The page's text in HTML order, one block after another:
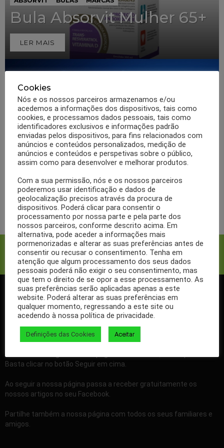
Bula Absorvit Mulher 65+
LER MAIS
0 Partilhas 198 Visualizações SAÚDE
de peso
LER MAIS
Facebook Twitter
SIGA-NOS NO FACEBOOK
Basta clicar no botão Seguir em cima.
Ao seguir a nossa página passa a receber gratuitamente os
nossos artigos no seu Facebook.
Partilhe também a nossa página com todos os seus familiares e
amigos.
Cookies
Nós e os nossos parceiros armazenamos e/ou
acedemos a informações dos dispositivos, tais como
cookies, e processamos dados pessoais, tais como
identificadores exclusivos e informações padrão
enviadas pelos dispositivos, para fins relacionados com
anúncios e conteúdos personalizados, medição de
anúncios e conteúdos e perspetivas sobre o público,
assim como para desenvolver e melhorar produtos.
Com a sua permissão, nós e os nossos parceiros
poderemos usar identificação e dados de
geolocalização precisos através da procura de
dispositivos. Poderá clicar para consentir o
processamento por nossa parte e pela parte dos
nossos parceiros, conforme descrito acima. Em
alternativa, pode aceder a informações mais
pormenorizadas e alterar as suas preferências antes de
consentir ou recusar o consentimento. Tenha em
atenção que algum processamento dos seus dados
pessoais poderá não exigir o seu consentimento, mas
que tem o direito de se opor a esse processamento. As
suas preferências serão aplicadas apenas a este
website. Poderá alterar as suas preferências em
qualquer momento, regressando a este site ou
acedendo à nossa política de privacidade.
Definições das Cookies Aceitar